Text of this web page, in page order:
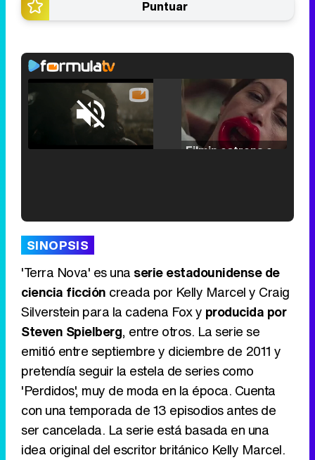
Puntuar
Unmute /
Tráiler de '33 días', la nueva serie de Atresplayer con Julián Villagrán y José Manuel Poga
Tráiler en catalán de 'Ravalear', la nueva serie de HBO Max sobre los fondos buitre
SINOPSIS
'Terra Nova' es una serie estadounidense de
ciencia ficción creada por Kelly Marcel y Craig
Silverstein para la cadena Fox y producida por
Steven Spielberg, entre otros. La serie se
emitió entre septiembre y diciembre de 2011 y
pretendía seguir la estela de series como
'Perdidos', muy de moda en la época. Cuenta
con una temporada de 13 episodios antes de
ser cancelada. La serie está basada en una
idea original del escritor británico Kelly Marcel.